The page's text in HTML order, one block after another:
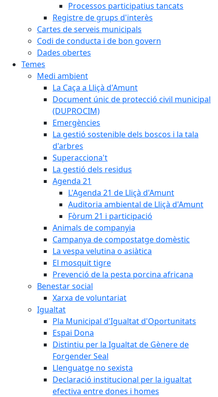
Processos participatius tancats
Registre de grups d'interès
Cartes de serveis municipals
Codi de conducta i de bon govern
Dades obertes
Temes
Medi ambient
La Caça a Lliçà d'Amunt
Document únic de protecció civil municipal
(DUPROCIM)
Emergències
La gestió sostenible dels boscos i la tala
d'arbres
Superacciona't
La gestió dels residus
Agenda 21
L'Agenda 21 de Lliçà d'Amunt
Auditoria ambiental de Lliçà d'Amunt
Fòrum 21 i participació
Animals de companyia
Campanya de compostatge domèstic
La vespa velutina o asiàtica
El mosquit tigre
Prevenció de la pesta porcina africana
Benestar social
Xarxa de voluntariat
Igualtat
Pla Municipal d'Igualtat d'Oportunitats
Espai Dona
Distintiu per la Igualtat de Gènere de
Forgender Seal
Llenguatge no sexista
Declaració institucional per la igualtat
efectiva entre dones i homes